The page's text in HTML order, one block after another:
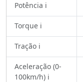
Potência ℹ️
Torque ℹ️
Tração ℹ️
Aceleração (0-
100km/h) ℹ️